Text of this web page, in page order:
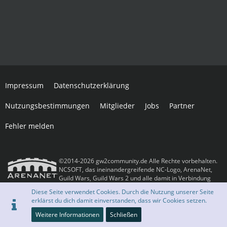
Impressum Datenschutzerklärung
Nutzungsbestimmungen Mitglieder Jobs Partner
Fehler melden
©2014-2026 gw2community.de Alle Rechte vorbehalten.
NCSOFT, das ineinandergreifende NC-Logo, ArenaNet,
Guild Wars, Guild Wars 2 und alle damit in Verbindung
Warenzeichen der NCSOFT Corporation. Alle anderen Warenzeichen oder
eingetragenen Warenzeichen sind das Eigentum ihrer jeweiligen Besitzer.
Community-Software:WoltLab Suite™
Diese Seite verwendet Cookies. Durch die Nutzung unserer Seite
erklärst du dich damit einverstanden, dass wir Cookies setzen.
Weitere Informationen
Schließen